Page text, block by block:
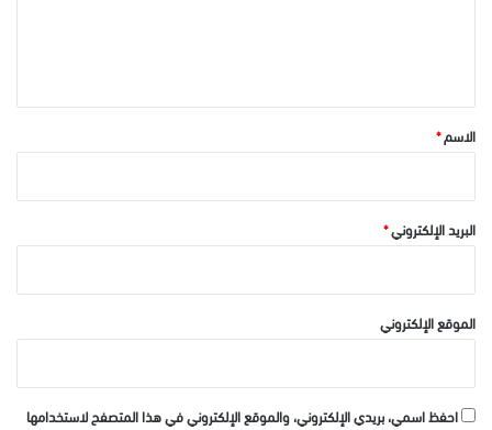
*الاسم*
البريد الإلكتروني*
الموقع الإلكتروني
احفظ اسمي، بريدي الإلكتروني، والموقع الإلكتروني في هذا المتصفح لاستخدامها